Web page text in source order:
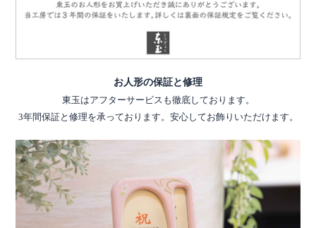
お人形の保証と修理
東玉はアフターサービスも徹底しております。
3年間保証と修理を承っております。安心してお飾りいただけます。